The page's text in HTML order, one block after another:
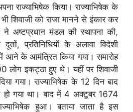
राज्याभिषेक किया। राज्याभिषेक के
शिवाजी को राजा मानने से इंकार कर
ने अष्टप्रधान मंडल की स्थापना की,
प्रतिनिधियों के अलावा विदेशी
में आने के आमंत्रित किया गया। समारोह
इकट्ठा हुए थे। यहीं पर शिवाजी
गया। राज्याभिषेक के 12 दिन बाद
हो गया था। बाद में 4 अक्टूबर 1674
हुआ। बताया जाता है इस